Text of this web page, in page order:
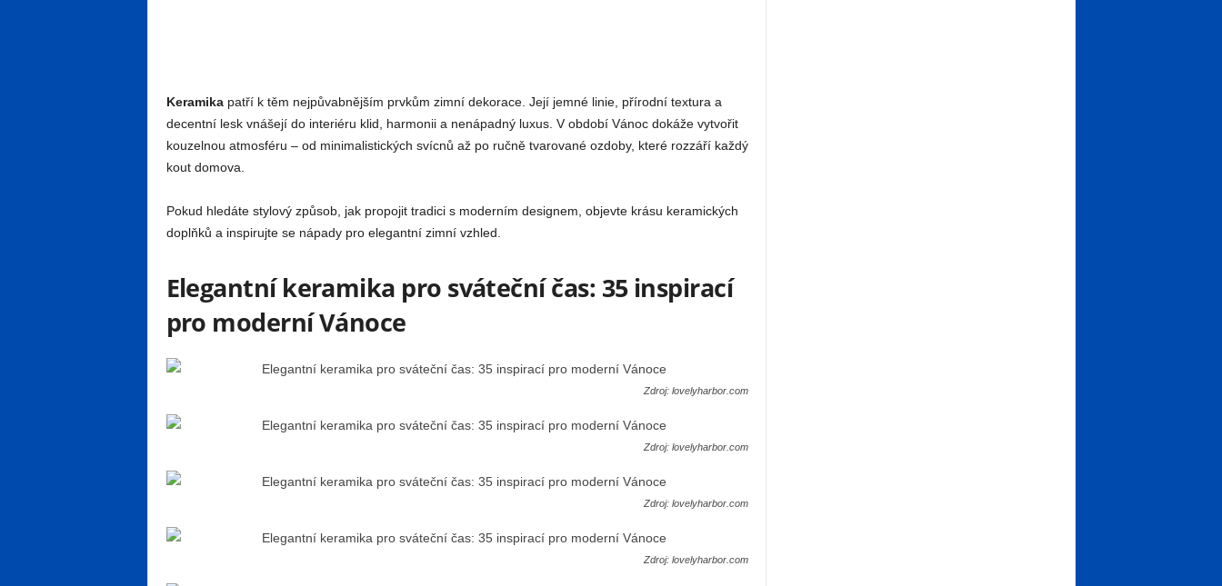
Keramikapatří k těm nejpůvabnějším prvkům zimní dekorace. Její jemné linie, přírodní textura a
decentní lesk vnášejí do interiéru klid, harmonii a nenápadný luxus. V období Vánoc dokáže vytvořit
kouzelnou atmosféru – od minimalistických svícnů až po ručně tvarované ozdoby, které rozzáří každý
kout domova.
Pokud hledáte stylový způsob, jak propojit tradici s moderním designem, objevte krásu keramických
doplňků a inspirujte se nápady pro elegantní zimní vzhled.
Elegantní keramika pro sváteční čas: 35 inspirací
pro moderní Vánoce
Zdroj: lovelyharbor.com
Zdroj: lovelyharbor.com
Zdroj: lovelyharbor.com
Zdroj: lovelyharbor.com